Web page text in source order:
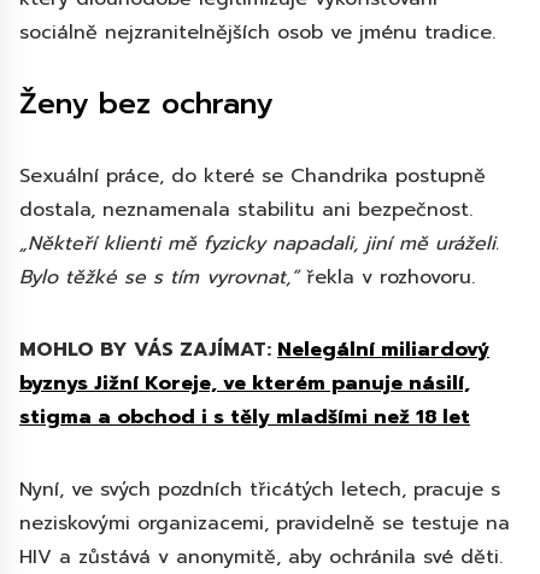
sociálně nejzranitelnějších osob ve jménu tradice.
Ženy bez ochrany
Sexuální práce, do které se Chandrika postupně
dostala, neznamenala stabilitu ani bezpečnost.
„Někteří klienti mě fyzicky napadali, jiní mě uráželi.
Bylo těžké se s tím vyrovnat,“řekla v rozhovoru.
MOHLO BY VÁS ZAJÍMAT: Nelegální miliardový
byznys Jižní Koreje, ve kterém panuje násilí,
stigma a obchod i s těly mladšími než 18 let
Nyní, ve svých pozdních třicátých letech, pracuje s
neziskovými organizacemi, pravidelně se testuje na
HIV a zůstává v anonymitě, aby ochránila své děti.